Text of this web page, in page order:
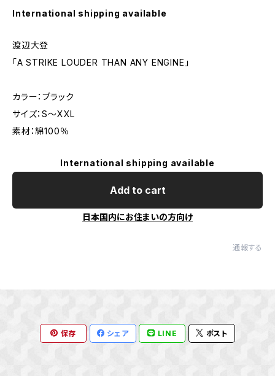
International shipping available
渡辺大登
「A STRIKE LOUDER THAN ANY ENGINE」
カラー：ブラック
サイズ：S～XXL
素材：綿100％
International shipping available
Add to cart
日本国内にお住まいの方向け
通報する
保存 シェア LINE ポスト